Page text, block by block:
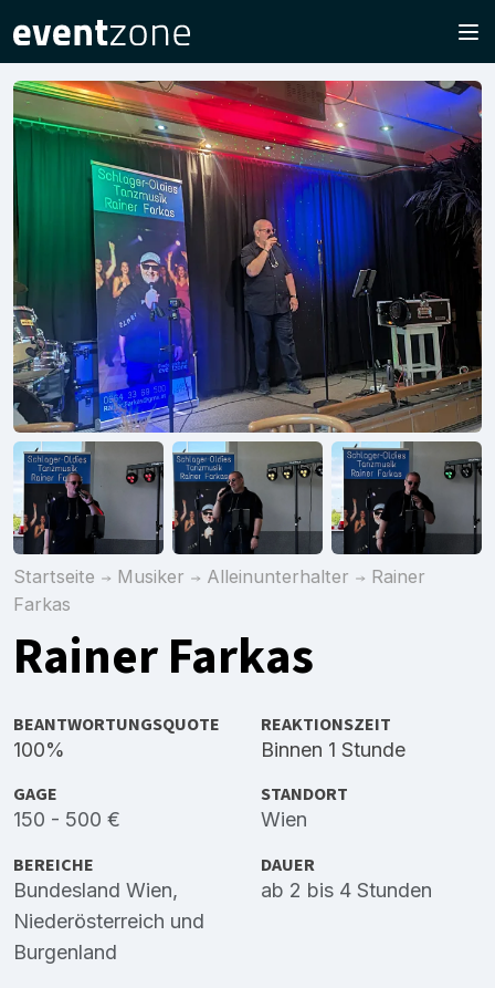
Startseite Musiker Alleinunterhalter
Rainer
Farkas
Rainer Farkas
BEANTWORTUNGSQUOTE
100%
REAKTIONSZEIT
Binnen 1 Stunde
GAGE
150 - 500 €
STANDORT
Wien
BEREICHE
Bundesland Wien,
Niederösterreich und
Burgenland
DAUER
ab 2 bis 4 Stunden